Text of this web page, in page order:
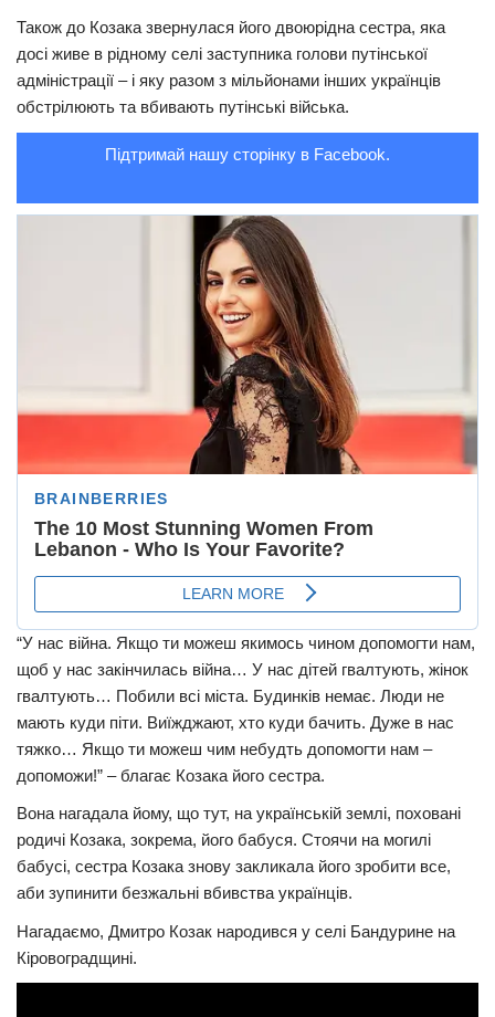
Також до Козака звернулася його двоюрідна сестра, яка
досі живе в рідному селі заступника голови путінської
адміністрації – і яку разом з мільйонами інших українців
обстрілюють та вбивають путінські війська.
Підтримай нашу сторінку в Facebook.
“У нас війна. Якщо ти можеш якимось чином допомогти нам,
щоб у нас закінчилась війна… У нас дітей гвалтують, жінок
гвалтують… Побили всі міста. Будинків немає. Люди не
мають куди піти. Виїжджают, хто куди бачить. Дуже в нас
тяжко… Якщо ти можеш чим небудть допомогти нам –
допоможи!” – благає Козака його сестра.
Вона нагадала йому, що тут, на українській землі, поховані
родичі Козака, зокрема, його бабуся. Стоячи на могилі
бабусі, сестра Козака знову закликала його зробити все,
аби зупинити безжальні вбивства українців.
Нагадаємо, Дмитро Козак народився у селі Бандурине на
Кіровоградщині.